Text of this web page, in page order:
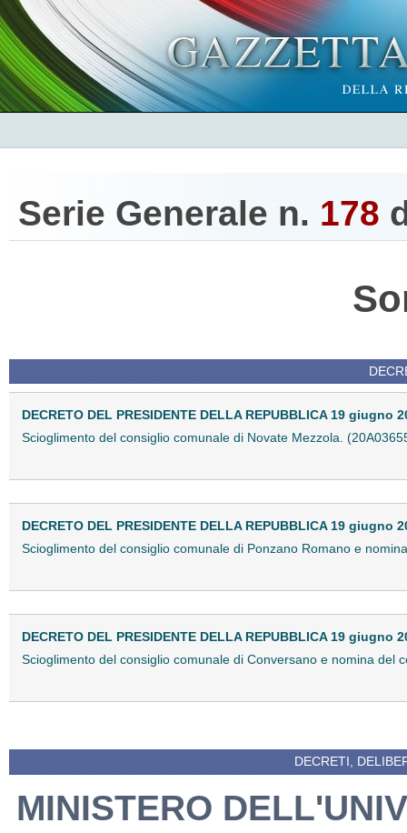
Serie Generale n. 178
DECRETO DEL PRESIDENTE DELLA REPUBBLICA 19 giugno
Scioglimento del consiglio comunale di Novate Mezzola.
DECRETO DEL PRESIDENTE DELLA REPUBBLICA 19 giugno
Scioglimento del consiglio comunale di Ponzano Romano e
DECRETO DEL PRESIDENTE DELLA REPUBBLICA 19 giugno
Scioglimento del consiglio comunale di Conversano e nomina del
DECRETI,
MINISTERO